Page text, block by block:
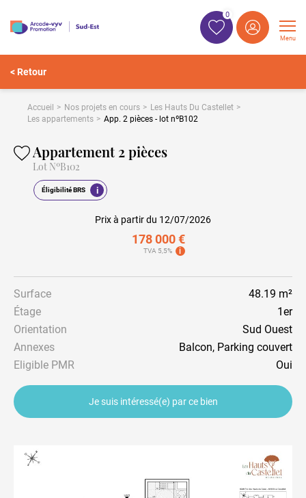
0
Menu
< Retour
Accueil Nos projets en cours
Les Hauts Du Castellet
Les appartements
App. 2 pièces - lot nºB102
Appartement 2 pièces
Lot NºB102
Éligibilité BRS i
Prix à partir du 12/07/2026
178 000 €
TVA 5,5% i
Surface
48.19 m²
Étage
1er
Orientation
Sud Ouest
Annexes
Balcon, Parking couvert
Eligible PMR
Oui
Je suis intéressé(e) par ce bien